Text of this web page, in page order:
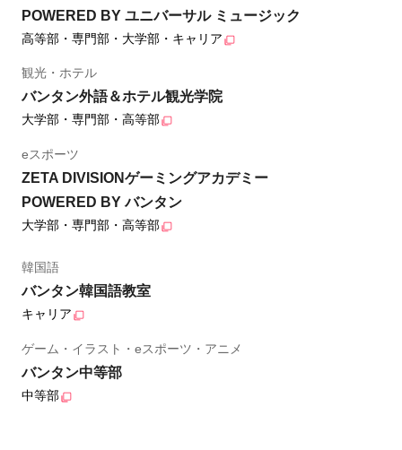
POWERED BY ユニバーサル ミュージック
高等部・専門部・大学部・キャリア
観光・ホテル
バンタン外語＆ホテル観光学院
大学部・専門部・高等部
eスポーツ
ZETA DIVISIONゲーミングアカデミー
POWERED BY バンタン
大学部・専門部・高等部
韓国語
バンタン韓国語教室
キャリア
ゲーム・イラスト・eスポーツ・アニメ
バンタン中等部
中等部